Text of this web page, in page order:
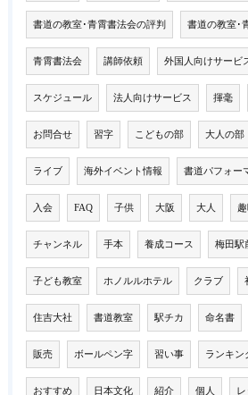
書道の教室･青霄書法会の評判 書道の教室･
青霄書法会 講師依頼 外国人向けサービ
スケジュール 法人向けサービス 揮毫
お問合せ 習字 こどもの部 大人の部
ライブ 海外イベント情報 書道パフォー
入会 FAQ 子供 大阪 大人
チャンネル 手本 養成コース 梅田駅
子ども教室 ホノルルホテル クラブ
住吉大社 書道教室 駅チカ 命名書
販売 ボールペン字 習い事 ランキン
おすすめ 日本文化 紹介 個人 レ